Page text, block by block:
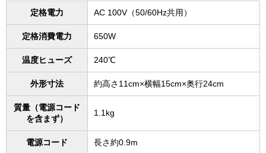
定格電力
AC 100V（50/60Hz共用）
定格消費電力 650W
温度ヒューズ 240℃
外形寸法 約高さ11cm×横幅15cm×奥行24cm
質量（電源コード
を含まず）
1.1kg
電源コード 長さ約0.9m